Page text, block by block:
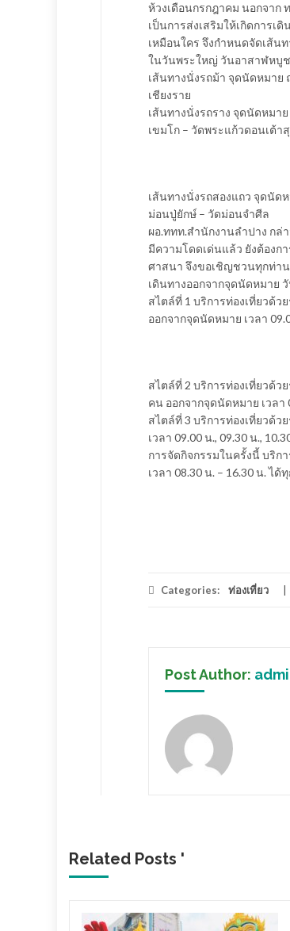
ห้วงเดือนกรกฎาคม นอกจาก
เป็นการส่งเสริมให้เกิดการ
เหมือนใคร จึงกำหนดจัดเส้น
ในวันพระใหญ่ วันอาสาฬหบูช
เส้นทางนั่งรถม้า จุดนัดหมาย
เชียงราย
เส้นทางนั่งรถราง จุดนัดหมา
เขมโก – วัดพระแก้วดอนเต้า
เส้นทางนั่งรถสองแถว จุดนัด
ม่อนปู่ยักษ์ – วัดม่อนจำศีล
ผอ.ททท.สำนักงานลำปาง กล่
มีความโดดเด่นแล้ว ยังต้องก
ศาสนา จึงขอเชิญชวนทุกท่าน
เดินทางออกจากจุดนัดหมาย
สไตล์ที่ 1 บริการท่องเที่ยวด้ว
ออกจากจุดนัดหมาย เวลา
สไตล์ที่ 2 บริการท่องเที่ยวด้
คน ออกจากจุดนัดหมาย เวลา
สไตล์ที่ 3 บริการท่องเที่ยวด้
เวลา 09.00 น., 09.30 น.,
การจัดกิจกรรมในครั้งนี้ บริก
เวลา 08.30 น. – 16.30 น.
Categories: ท่องเที่ยว
Post Author:
Related Posts '